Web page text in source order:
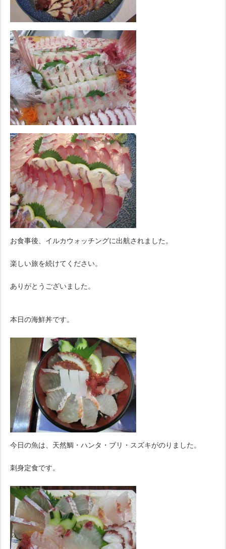
お食事後、イルカウォッチングに出航されました。
楽しい旅を続けてください。
ありがとうございました。
本日の海鮮丼です。
今日の魚は、天然鯛・ハンタ・ブリ・スズキがのりました。
刺身定食です。